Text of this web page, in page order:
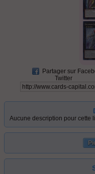
Partager sur
Twitter
Aucune description pour cette